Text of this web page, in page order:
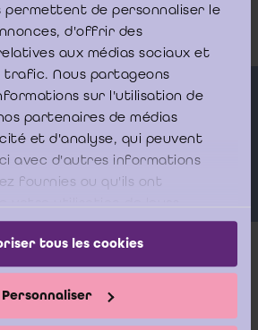
permettent de personnaliser le
d'offrir des
aux médias sociaux et
Nous partageons
sur l'utilisation de
partenaires de médias
et d'analyse, qui peuvent
avec d'autres informations
fournies ou qu'ils ont
tous les cookies
Personnaliser
Affligem-Essene)
info